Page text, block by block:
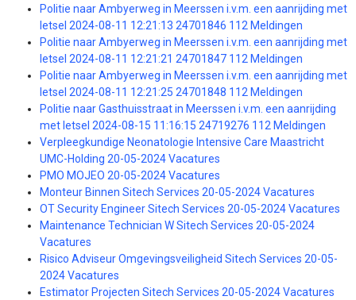
Politie naar Ambyerweg in Meerssen i.v.m. een aanrijding met
letsel 2024-08-11 12:21:13 24701846 112 Meldingen
Politie naar Ambyerweg in Meerssen i.v.m. een aanrijding met
letsel 2024-08-11 12:21:21 24701847 112 Meldingen
Politie naar Ambyerweg in Meerssen i.v.m. een aanrijding met
letsel 2024-08-11 12:21:25 24701848 112 Meldingen
Politie naar Gasthuisstraat in Meerssen i.v.m. een aanrijding
met letsel 2024-08-15 11:16:15 24719276 112 Meldingen
Verpleegkundige Neonatologie Intensive Care Maastricht
UMC-Holding 20-05-2024 Vacatures
PMO MOJEO 20-05-2024 Vacatures
Monteur Binnen Sitech Services 20-05-2024 Vacatures
OT Security Engineer Sitech Services 20-05-2024 Vacatures
Maintenance Technician W Sitech Services 20-05-2024
Vacatures
Risico Adviseur Omgevingsveiligheid Sitech Services 20-05-
2024 Vacatures
Estimator Projecten Sitech Services 20-05-2024 Vacatures